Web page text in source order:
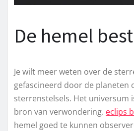
De hemel
Je wilt meer weten over de
gefascineerd door de planeten
sterrenstelsels. Het universum
bron van verwondering. eclips
hemel goed te kunnen